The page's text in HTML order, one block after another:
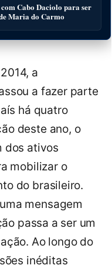
Cabo Daciolo para ser
Maria do Carmo
a
a fazer parte
há quatro
deste ano, o
dos ativos
mobilizar o
do brasileiro.
mensagem
passa a ser um
Ao longo do
inéditas